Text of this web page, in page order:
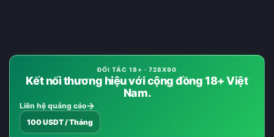
ĐỐI TÁC 18+ · 728X90
Kết nối thương hiệu với cộng đồng 18+ Việt
Nam.
Liên hệ quảng cáo
100 USDT / Tháng